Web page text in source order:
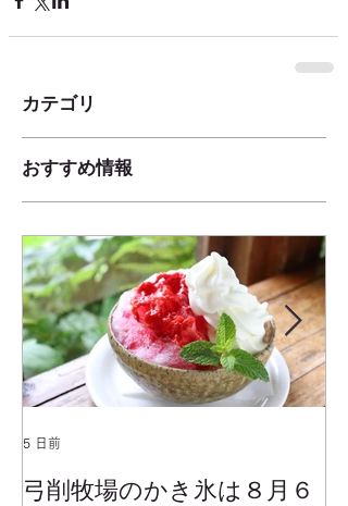
カテゴリ
おすすめ情報
弓削牧場のかき氷は８月６
5 日前